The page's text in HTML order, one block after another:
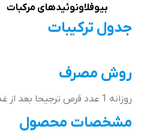
بیوفلاونوئیدهای مرکبات
جدول ترکیبات
روش مصرف
روزانه 1 عدد قرص ترجیحا بعد از غذا و با آب کافی میل شود.
مشخصات محصول